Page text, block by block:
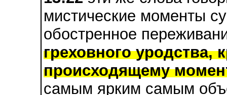
мистические моменты
обостренное
греховного уродства,
происходящему
самым ярким самым